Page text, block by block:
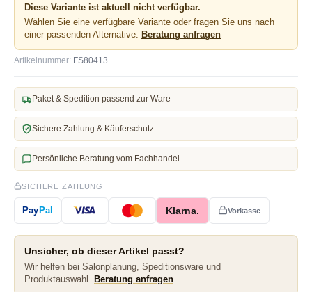
Diese Variante ist aktuell nicht verfügbar.
Wählen Sie eine verfügbare Variante oder fragen Sie uns nach
einer passenden Alternative.
Beratung anfragen
Artikelnummer: FS80413
Paket & Spedition passend zur Ware
Sichere Zahlung & Käuferschutz
Persönliche Beratung vom Fachhandel
SICHERE ZAHLUNG
PayPal Klarna. Vorkasse
Unsicher, ob dieser Artikel passt?
Wir helfen bei Salonplanung, Speditionsware und
Produktauswahl.
Beratung anfragen